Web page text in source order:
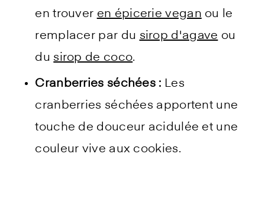
en trouver en épicerie vegan ou le
remplacer par du sirop d'agave ou
du sirop de coco.
Cranberries séchées : Les
cranberries séchées apportent une
touche de douceur acidulée et une
couleur vive aux cookies.